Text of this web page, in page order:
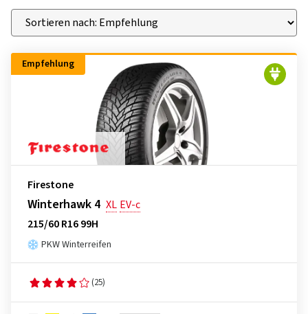
Empfehlung
Firestone
Winterhawk 4 XL EV-c
215/60 R16 99H
PKW Winterreifen
(25)